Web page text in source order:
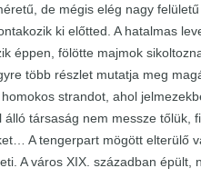
de mégis elég nagy
ki előtted. A hatalmas
éppen, fölötte majmok
több részlet mutatja meg
strandot, ahol
álló társaság nem messze tőlük,
A tengerpart mögött elterülő
A város XIX. században